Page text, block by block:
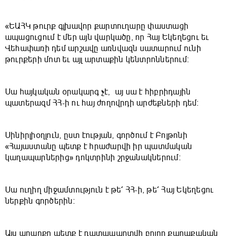
«ԵԱՀԿ թուրք գլխավոր քարտուղարը փաստացի
ապացուցում է մեր այն վարկածը, որ Հայ Եկեղեցու եւ
Վեհափառի դեմ արշավը առնվազն սատարում ունի
թուրքերի մոտ եւ այլ արտաքին կենտրոններում։
Սա հայկական օրակարգ չէ, այ սա է հիբրիդային
պատերազմ ՀՀ-ի ու հայ ժողովրդի արժեքների դեմ։
Սինիրլիօղլուն, ըստ էության, գործում է Բոլթոնի
«Հայաստանը պետք է հրաժարվի իր պատմական
կաղապարներից» դոկտրինի շրջանակներում։
Սա ուղիղ միջամտություն է թե՛ ՀՀ-ի, թե՛ Հայ Եկեղեցու
ներքին գործերին։
Այս արարքը պետք է դատապարտվի բոլոր քաղաքական